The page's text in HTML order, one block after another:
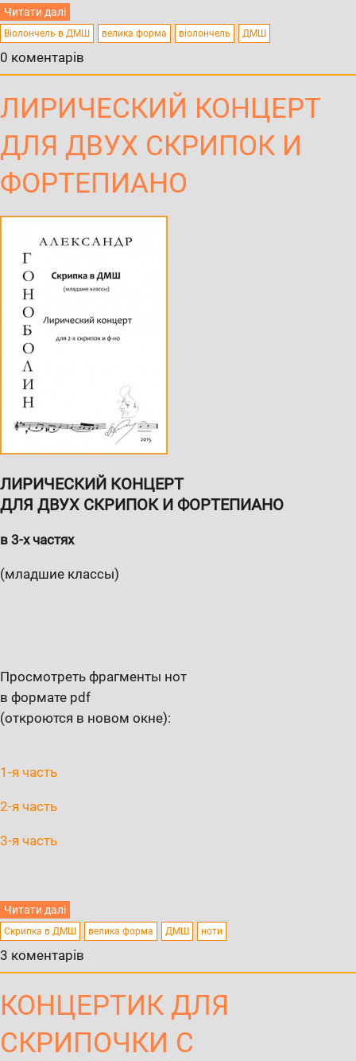
Читати далі
Віолончель в ДМШ велика форма віолончель ДМШ
0 коментарів
ЛИРИЧЕСКИЙ КОНЦЕРТ
ДЛЯ ДВУХ СКРИПОК И
ФОРТЕПИАНО
ЛИРИЧЕСКИЙ КОНЦЕРТ
ДЛЯ ДВУХ СКРИПОК И ФОРТЕПИАНО
в 3-х частях
(младшие классы)
Просмотреть фрагменты нот
в формате pdf
(откроются в новом окне):
1-я часть
2-я часть
3-я часть
Читати далі
Скрипка в ДМШ велика форма ДМШ ноти
3 коментарів
КОНЦЕРТИК ДЛЯ
СКРИПОЧКИ С